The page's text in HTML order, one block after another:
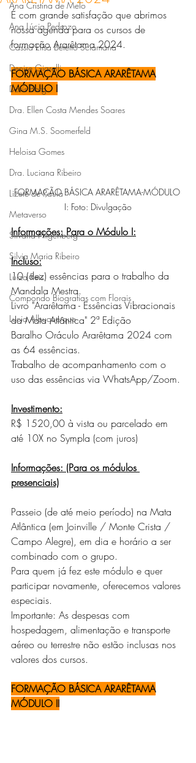
Ana Cristina de Melo
Ana Lúcia Pedrozo
Cássia Elisa Betetto Sciamana
Denise Giarelli
Doris Barg
Dra. Ellen Costa Mendes Soares
Gina M.S. Soomerfeld
Heloisa Gomes
Dra. Luciana Ribeiro
Lizete de Paula
Metaverso
Silvana Hilgenberg
Silvia Maria Ribeiro
Luiza Reis
Compondo Biografias com Florais
Lucia Albuquerque
É com grande satisfação que abrimos
nossa agenda para os cursos de
formação Ararêtama 2024.
FORMAÇÃO BÁSICA ARARÊTAMA
MÓDULO I
FORMAÇÃO BÁSICA ARARÊTAMA-MÓDULO
I: Foto: Divulgação
Informações: Para o Módulo I:
Incluso:
10 (dez) essências para o trabalho da
Mandala Mestra.
Livro "Ararêtama - Essências Vibracionais
da Mata Atlântica" 2ª Edição
Baralho Oráculo Ararêtama 2024 com
as 64 essências.
Trabalho de acompanhamento com o
uso das essências via WhatsApp/Zoom.
Investimento:
R$ 1520,00 à vista ou parcelado em
até 10X no Sympla (com juros)
Informações: (Para os módulos
presenciais)
Passeio (de até meio período) na Mata
Atlântica (em Joinville / Monte Crista /
Campo Alegre), em dia e horário a ser
combinado com o grupo.
Para quem já fez este módulo e quer
participar novamente, oferecemos valores
especiais.
Importante: As despesas com
hospedagem, alimentação e transporte
aéreo ou terrestre não estão inclusas nos
valores dos cursos.
FORMAÇÃO BÁSICA ARARÊTAMA
MÓDULO II